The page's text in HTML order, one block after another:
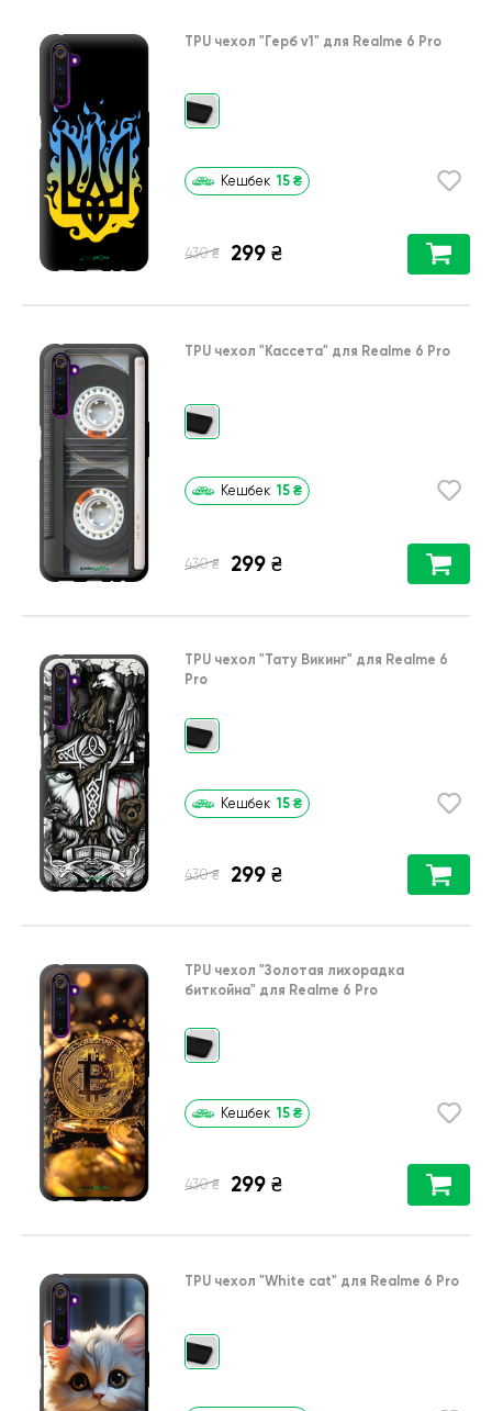
TPU чехол "Герб v1" для Realme 6 Pro
Кешбек 15 ₴
430 ₴ 299 ₴
TPU чехол "Кассета" для Realme 6 Pro
Кешбек 15 ₴
430 ₴ 299 ₴
TPU чехол "Тату Викинг" для Realme 6
Pro
Кешбек 15 ₴
430 ₴ 299 ₴
TPU чехол "Золотая лихорадка
биткойна" для Realme 6 Pro
Кешбек 15 ₴
430 ₴ 299 ₴
TPU чехол "White cat" для Realme 6 Pro